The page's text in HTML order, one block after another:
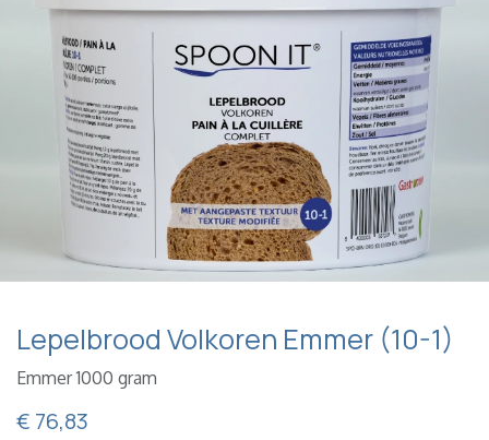
Lepelbrood Volkoren Emmer (10-1)
Emmer 1000 gram
€ 76,83